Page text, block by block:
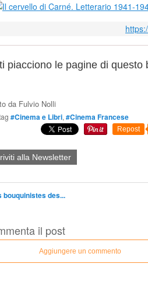
piacciono le pagine di questo
da Fulvio Nolli
#Cinema e Libri, #Cinema Francese
Repost
alla Newsletter
bouquinistes des...
il post
Aggiungere un commento